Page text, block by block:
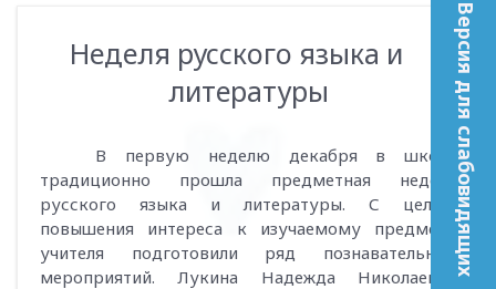
Версия для слабовидящих
Неделя русского языка и
литературы
В первую неделю декабря в школе
традиционно прошла предметная неделя
русского языка и литературы. С целью
повышения интереса к изучаемому предмету
учителя подготовили ряд познавательных
мероприятий. Лукина Надежда Николаевна